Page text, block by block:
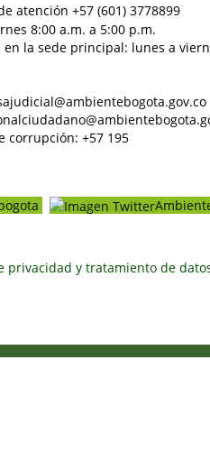
atención +57 (601) 3778899
8:00 a.m. a 5:00 p.m.
la sede principal: lunes a
corrupción: +57 195
privacidad y tratamiento de